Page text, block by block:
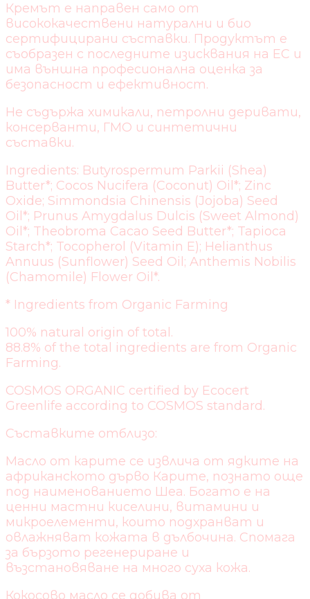
Кремът е направен само от
висококачествени натурални и био
сертифицирани съставки. Продуктът е
съобразен с последните изисквания на ЕС и
има външна професионална оценка за
безопасност и ефективност.
Не съдържа химикали, петролни деривати,
консерванти, ГМО и синтетични
съставки.
Ingredients: Butyrospermum Parkii (Shea)
Butter*; Cocos Nucifera (Coconut) Oil*; Zinc
Oxide; Simmondsia Chinensis (Jojoba) Seed
Oil*; Prunus Amygdalus Dulcis (Sweet Almond)
Oil*; Theobroma Cacao Seed Butter*; Tapioca
Starch*; Tocopherol (Vitamin E); Helianthus
Annuus (Sunflower) Seed Oil; Anthemis Nobilis
(Chamomile) Flower Oil*.
* Ingredients from Organic Farming
100% natural origin of total.
88.8% of the total ingredients are from Organic
Farming.
COSMOS ORGANIC certified by Ecocert
Greenlife according to COSMOS standard.
Съставките отблизо:
Масло от карите се извлича от ядките на
африканското дърво Карите, познато още
под наименованието Шеа. Богато е на
ценни мастни киселини, витамини и
микроелементи, които подхранват и
овлажняват кожата в дълбочина. Спомага
за бързото регенериране и
възстановяване на много суха кожа.
Кокосово масло се добива от